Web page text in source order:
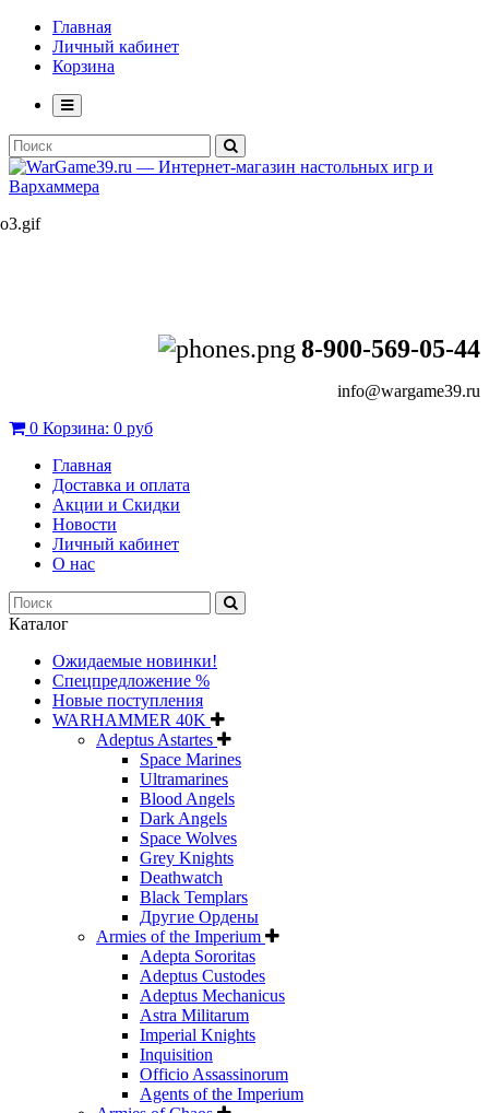
Главная
Личный кабинет
Корзина
8-900-569-05-44
info@wargame39.ru
0 Корзина: 0 руб
Главная
Доставка и оплата
Акции и Скидки
Новости
Личный кабинет
О нас
Каталог
Ожидаемые новинки!
Спецпредложение %
Новые поступления
WARHAMMER 40K
Adeptus Astartes
Space Marines
Ultramarines
Blood Angels
Dark Angels
Space Wolves
Grey Knights
Deathwatch
Black Templars
Другие Ордены
Armies of the Imperium
Adepta Sororitas
Adeptus Custodes
Adeptus Mechanicus
Astra Militarum
Imperial Knights
Inquisition
Officio Assassinorum
Agents of the Imperium